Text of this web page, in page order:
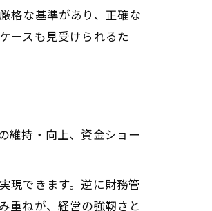
格な基準があり、正確な
ースも見受けられるた
維持・向上、資金ショー
現できます。逆に財務管
重ねが、経営の強靭さと